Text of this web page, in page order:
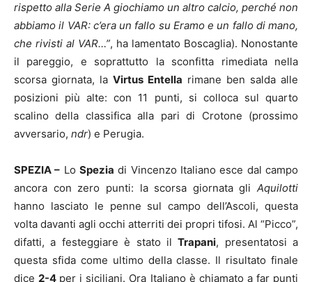
rispetto alla Serie A giochiamo un altro calcio, perché non
abbiamo il VAR: c’era un fallo su Eramo e un fallo di mano,
che rivisti al VAR…”, ha lamentato Boscaglia). Nonostante
il pareggio, e soprattutto la sconfitta rimediata nella
scorsa giornata, la Virtus Entella rimane ben salda alle
posizioni più alte: con 11 punti, si colloca sul quarto
scalino della classifica alla pari di Crotone (prossimo
avversario, ndr) e Perugia.
SPEZIA – LoSpezia di Vincenzo Italiano esce dal campo
ancora con zero punti: la scorsa giornata gli Aquilotti
hanno lasciato le penne sul campo dell’Ascoli, questa
volta davanti agli occhi atterriti dei propri tifosi. Al “Picco”,
difatti, a festeggiare è stato ilTrapani, presentatosi a
questa sfida come ultimo della classe. Il risultato finale
dice2-4 per i siciliani. Ora Italiano è chiamato a far punti